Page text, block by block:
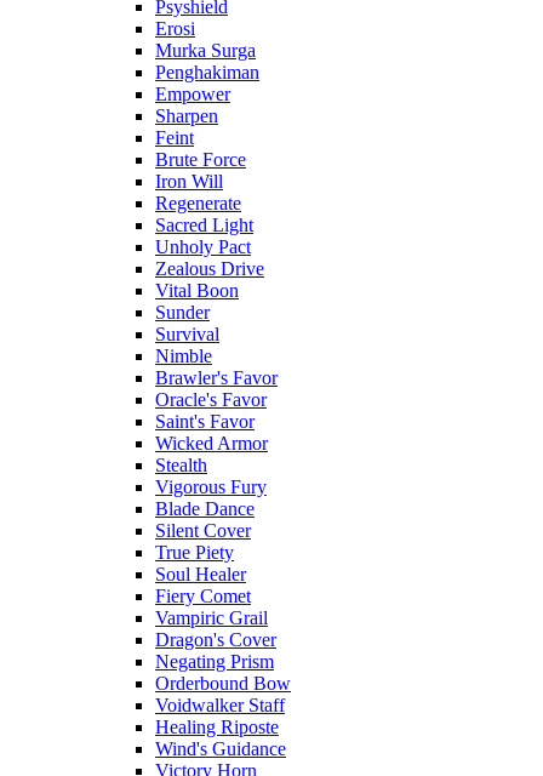
Psyshield
Erosi
Murka Surga
Penghakiman
Empower
Sharpen
Feint
Brute Force
Iron Will
Regenerate
Sacred Light
Unholy Pact
Zealous Drive
Vital Boon
Sunder
Survival
Nimble
Brawler's Favor
Oracle's Favor
Saint's Favor
Wicked Armor
Stealth
Vigorous Fury
Blade Dance
Silent Cover
True Piety
Soul Healer
Fiery Comet
Vampiric Grail
Dragon's Cover
Negating Prism
Orderbound Bow
Voidwalker Staff
Healing Riposte
Wind's Guidance
Victory Horn